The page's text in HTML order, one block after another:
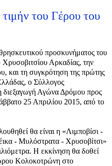
του Γέρου του
προσκυνήματος του
Αρκαδίας, την
και τη συγκρότηση της πρώτης
ο Σύλλογος
διεξαγωγή Αγώνα Δρόμου προς
25 Απριλίου 2015, από το
θα είναι η «Λιμποβίσι -
- Μυλόστρατα - Χρυσοβίτσι»
Η εκκίνηση θα δοθεί
Κολοκοτρώνη στο